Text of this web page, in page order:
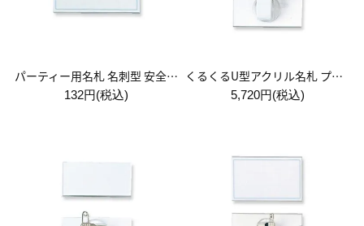
パーティー用名札 名刺型 安全ピン付
132円(税込)
くるくるU型アクリル名札 プラスチッククリップ付 1箱:20個入
5,720円(税込)